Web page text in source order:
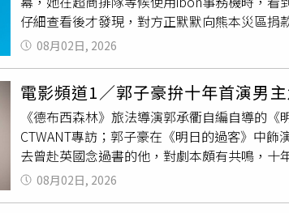
變世界，卻能讓人願意停下腳步，看見那些一
預告https://youtu.be/_K-6TRW3K0c
在劇中受苦，媽媽都忍不住心疼想哭，而自己
加油打氣。活動前，媽媽小S也特別送上「自
計畫親手寫卡片、準備晚餐與鮮花，用最溫暖
生背熊吊飾也很可以另一位品牌好友詹懷雲
層次穿搭演繹兼具機能感與都會感的英倫風格
他，也分享父親節剛好碰上工作，預計會買蛋
較少背包，不過如果想到還是會掛些吊飾裝
記者拍攝）Burberry把Draft Land變身英倫夏
牌《A Good Sport》企劃為靈感，將運動、
部。走進店內，吧台換上柔和綠色與灰色重
充滿品牌巧思。（圖／記者拍攝）最吸睛的莫
仔細查看後才發現，對方正默默向熊本災區
用印表機，遇到前方有位阿伯正在認真操作
於花費時間較長，她不禁擔心對方是否需要
她十分驚訝。原PO也提到，後續她也立刻捐
望災區能夠盡快恢復。貼文曝光後，吸引超過
棒」、「這種阿伯給我來一打」、「有感動
那要很大的勇氣，感人」、「阿伯超棒，我
「這看到當然要幫的，順便幫忙確認捐款機
問我要怎麼捐款給日本」、「我之前在全家也
阿伯到底在幹嘛？結果看了一下螢幕發現，
08月02日, 2026
電影頻道1／郭子豪拚十年首演男
《德布西森林》旅法導演郭承衢自編自導的
CTWANT專訪；郭子豪在《明日的過客》中
去曾赴英國念過書的他，對劇本頗有共鳴，
被當成新人對待，直到本片才第一次演主角
們家租過房子，他還送過我簽名球，希望未
08月02日, 2026